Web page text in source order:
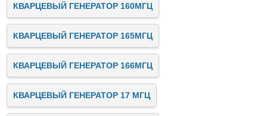
КВАРЦЕВЫЙ ГЕНЕРАТОР 160МГЦ
КВАРЦЕВЫЙ ГЕНЕРАТОР 165МГЦ
КВАРЦЕВЫЙ ГЕНЕРАТОР 166МГЦ
КВАРЦЕВЫЙ ГЕНЕРАТОР 17 МГЦ